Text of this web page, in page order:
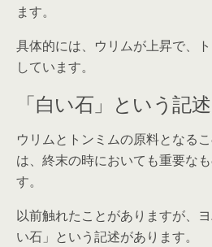
ます。
具体的には、ウリムが上昇で、
しています。
「白い石」という記述
ウリムとトンミムの原料となる
は、終末の時においても重要な
す。
以前触れたことがありますが、
い石」という記述があります。